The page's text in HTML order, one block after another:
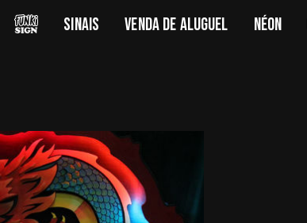
SINAIS VENDA DE ALUGUEL NÉON